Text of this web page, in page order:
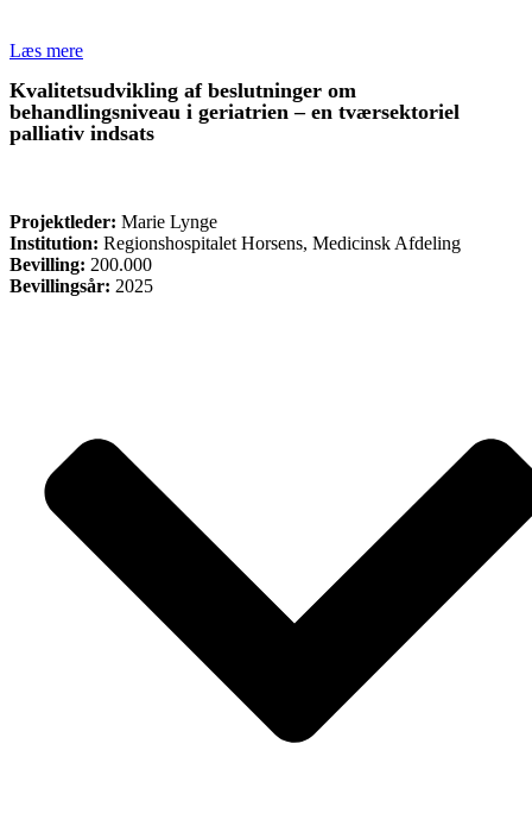
Læs mere
Kvalitetsudvikling af beslutninger om
behandlingsniveau i geriatrien – en tværsektoriel
palliativ indsats
Projektleder: Marie Lynge
Institution: Regionshospitalet Horsens, Medicinsk Afdeling
Bevilling: 200.000
Bevillingsår: 2025